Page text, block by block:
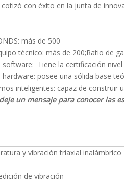
cotizó con éxito en la junta de
más de 500
técnico: más de 200;Ratio de
software: Tiene la certificación
hardware: posee una sólida base
inteligentes: capaz de
un mensaje para conocer las
y vibración triaxial inalámbrico
de vibración